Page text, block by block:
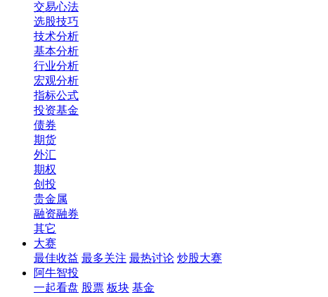
交易心法
选股技巧
技术分析
基本分析
行业分析
宏观分析
指标公式
投资基金
债券
期货
外汇
期权
创投
贵金属
融资融券
其它
大赛
最佳收益 最多关注 最热讨论 炒股大赛
阿牛智投
一起看盘 股票 板块 基金